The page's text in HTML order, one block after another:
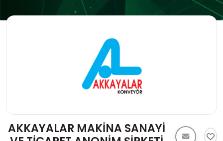
AKKAYALAR MAKİNA SANAYİ